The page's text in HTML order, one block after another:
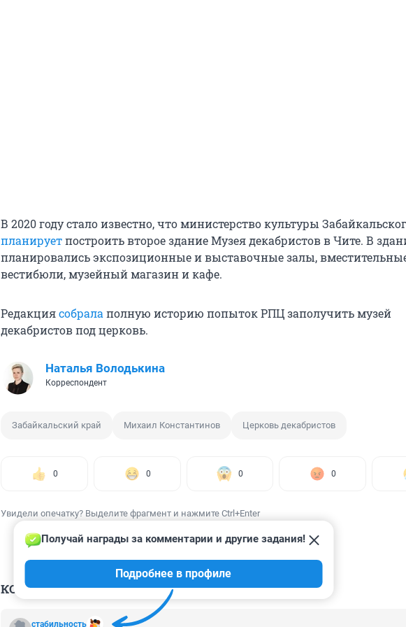
В 2020 году стало известно, что министерство культуры
планируетпостроить второе здание Музея декабристов в Чите. В
планировались экспозиционные и выставочные залы,
вестибюли, музейный магазин и кафе.
Редакциясобрала полную историю попыток РПЦ заполучить музей
декабристов под церковь.
Наталья Володькина
Корреспондент
Забайкальский край Михаил Константинов Церковь декабристов
0 0 0 0
Увидели опечатку? Выделите фрагмент и нажмите Ctrl+Enter
КОММЕНТАРИИ 26
стабильность
Получай награды за комментарии и другие задания!
Подробнее в профиле